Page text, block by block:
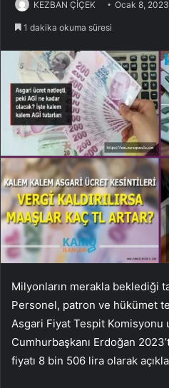
KEZBAN ÇİÇEK Ocak 8, 2023
1 dakika okuma süresi
Milyonların merakla beklediği
Personel, patron ve hükümet
Asgari Fiyat Tespit Komisyonu
Cumhurbaşkanı Erdoğan
fiyatı 8 bin 506 lira olarak